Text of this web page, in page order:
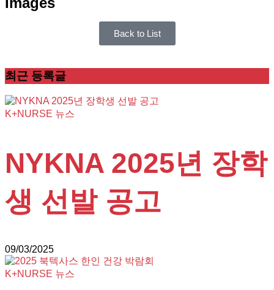
Back to List
최근 등록글
K+NURSE 뉴스
NYKNA 2025년 장학
생 선발 공고
09/03/2025
K+NURSE 뉴스